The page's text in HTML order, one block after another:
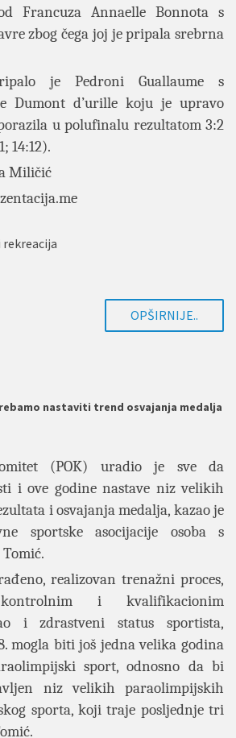
Francuza Annaelle Bonnota s
zbog čega joj je pripala srebrna
je Pedroni Guallaume s
Dumont d’urille koju je upravo
u polufinalu rezultatom 3:2
14:12).
Miličić
OPŠIRNIJE..
nastaviti trend osvajanja medalja
(POK) uradio je sve da
i ove godine nastave niz velikih
i osvajanja medalja, kazao je
sportske asocijacije osoba s
realizovan trenažni proces,
i kvalifikacionim
i zdrastveni status sportista,
mogla biti još jedna velika godina
sport, odnosno da bi
niz velikih paraolimpijskih
sporta, koji traje posljednje tri